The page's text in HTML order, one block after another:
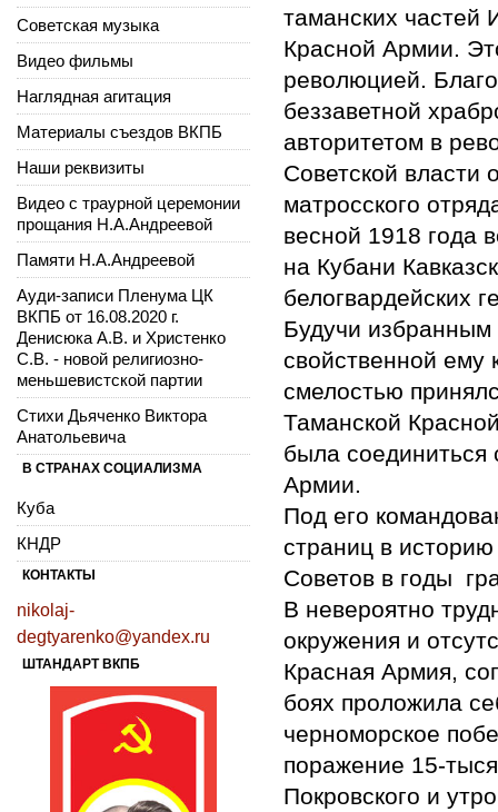
таманских
Красной Армии.
революцией.
беззаветной
авторитетом в
Советской власти
матросского
весной 1918 года
на Кубани
белогвардейских
Будучи
свойственной ему
смелостью
Таманской
была соединиться
Армии.
Под его
страниц в
Советов в годы
В невероятно
окружения и
Красная Армия,
боях проложила
черноморское
поражение 15-
Покровского и
Советская музыка
Видео фильмы
Наглядная агитация
Материалы съездов ВКПБ
Наши реквизиты
Видео с траурной церемонии
прощания Н.А.Андреевой
Памяти Н.А.Андреевой
Ауди-записи Пленума ЦК
ВКПБ от 16.08.2020 г.
Денисюка А.В. и Христенко
С.В. - новой религиозно-
меньшевистской партии
Стихи Дьяченко Виктора
Анатольевича
В СТРАНАХ СОЦИАЛИЗМА
Куба
КНДР
КОНТАКТЫ
nikolaj-
degtyarenko@yandex.ru
ШТАНДАРТ ВКПБ